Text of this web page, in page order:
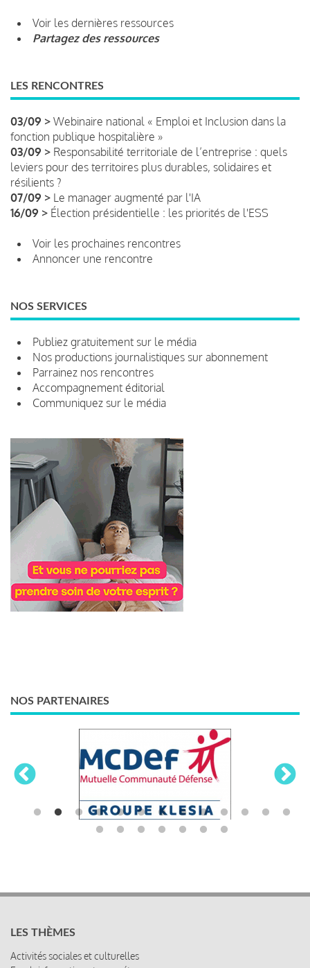
Voir les dernières ressources
Partagez des ressources
LES RENCONTRES
03/09 > Webinaire national « Emploi et Inclusion dans la
fonction publique hospitalière »
03/09 > Responsabilité territoriale de l’entreprise : quels
leviers pour des territoires plus durables, solidaires et
résilients ?
07/09 > Le manager augmenté par l'IA
16/09 > Élection présidentielle : les priorités de l'ESS
Voir les prochaines rencontres
Annoncer une rencontre
NOS SERVICES
Publiez gratuitement sur le média
Nos productions journalistiques sur abonnement
Parrainez nos rencontres
Accompagnement éditorial
Communiquez sur le média
NOS PARTENAIRES
LES THÈMES
Activités sociales et culturelles